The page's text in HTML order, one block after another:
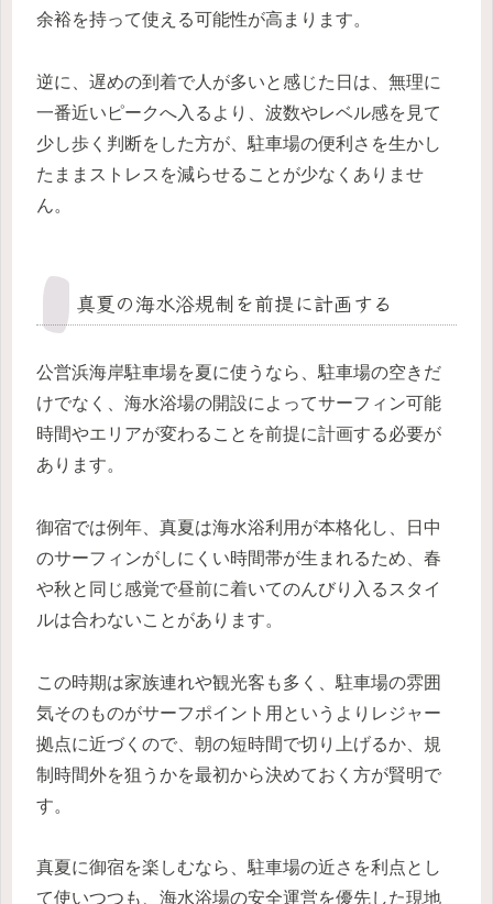
余裕を持って使える可能性が高まります。
逆に、遅めの到着で人が多いと感じた日は、無理に
一番近いピークへ入るより、波数やレベル感を見て
少し歩く判断をした方が、駐車場の便利さを生かし
たままストレスを減らせることが少なくありませ
ん。
真夏の海水浴規制を前提に計画する
公営浜海岸駐車場を夏に使うなら、駐車場の空きだ
けでなく、海水浴場の開設によってサーフィン可能
時間やエリアが変わることを前提に計画する必要が
あります。
御宿では例年、真夏は海水浴利用が本格化し、日中
のサーフィンがしにくい時間帯が生まれるため、春
や秋と同じ感覚で昼前に着いてのんびり入るスタイ
ルは合わないことがあります。
この時期は家族連れや観光客も多く、駐車場の雰囲
気そのものがサーフポイント用というよりレジャー
拠点に近づくので、朝の短時間で切り上げるか、規
制時間外を狙うかを最初から決めておく方が賢明で
す。
真夏に御宿を楽しむなら、駐車場の近さを利点とし
て使いつつも、海水浴場の安全運営を優先した現地